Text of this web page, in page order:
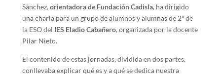
Sánchez, orientadorade Fundación Cadisla, ha dirigido
una charla para un grupo de alumnos y alumnas de 2º de
la ESO del IES Eladio Cabañero, organizada por la docente
Pilar Nieto.
El contenido de estas jornadas, dividida en dos partes,
conllevaba explicar qué es y a qué se dedica nuestra